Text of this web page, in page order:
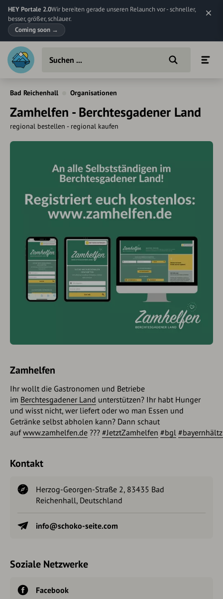
HEY Portale 2.0Wir bereiten gerade unseren Relaunch vor - schneller,
besser, größer, schlauer.
Coming soon →
Bad Reichenhall Organisationen
Zamhelfen - Berchtesgadener Land
regional bestellen - regional kaufen
Zamhelfen
Ihr wollt die Gastronomen und Betriebe
im Berchtesgadener Land unterstützen? Ihr habt Hunger
und wisst nicht, wer liefert oder wo man Essen und
Getränke selbst abholen kann? Dann schaut
aufwww.zamhelfen.de ??? #JetztZamhelfen #bgl
Kontakt
Herzog-Georgen-Straße 2, 83435 Bad
Reichenhall, Deutschland
info@schoko-seite.com
Soziale Netzwerke
Facebook